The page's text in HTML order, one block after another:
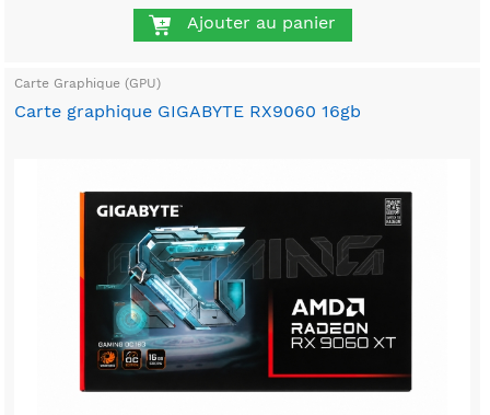
Ajouter au panier
Carte Graphique (GPU)
Carte graphique GIGABYTE RX9060 16gb